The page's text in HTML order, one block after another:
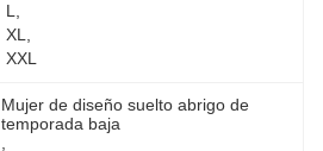
L,
XL,
XXL
Mujer de diseño suelto abrigo de
temporada baja